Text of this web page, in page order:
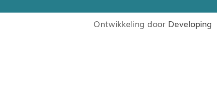
Ontwikkeling door Developing